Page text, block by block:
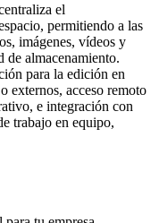
el
permitiendo a las
imágenes, vídeos y
de almacenamiento.
para la edición en
externos, acceso remoto
e integración con
trabajo en equipo,